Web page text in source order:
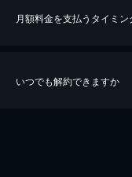
※40％ポイント還元の対象は、
月額料金を支払うタイミン
いつでも解約できますか